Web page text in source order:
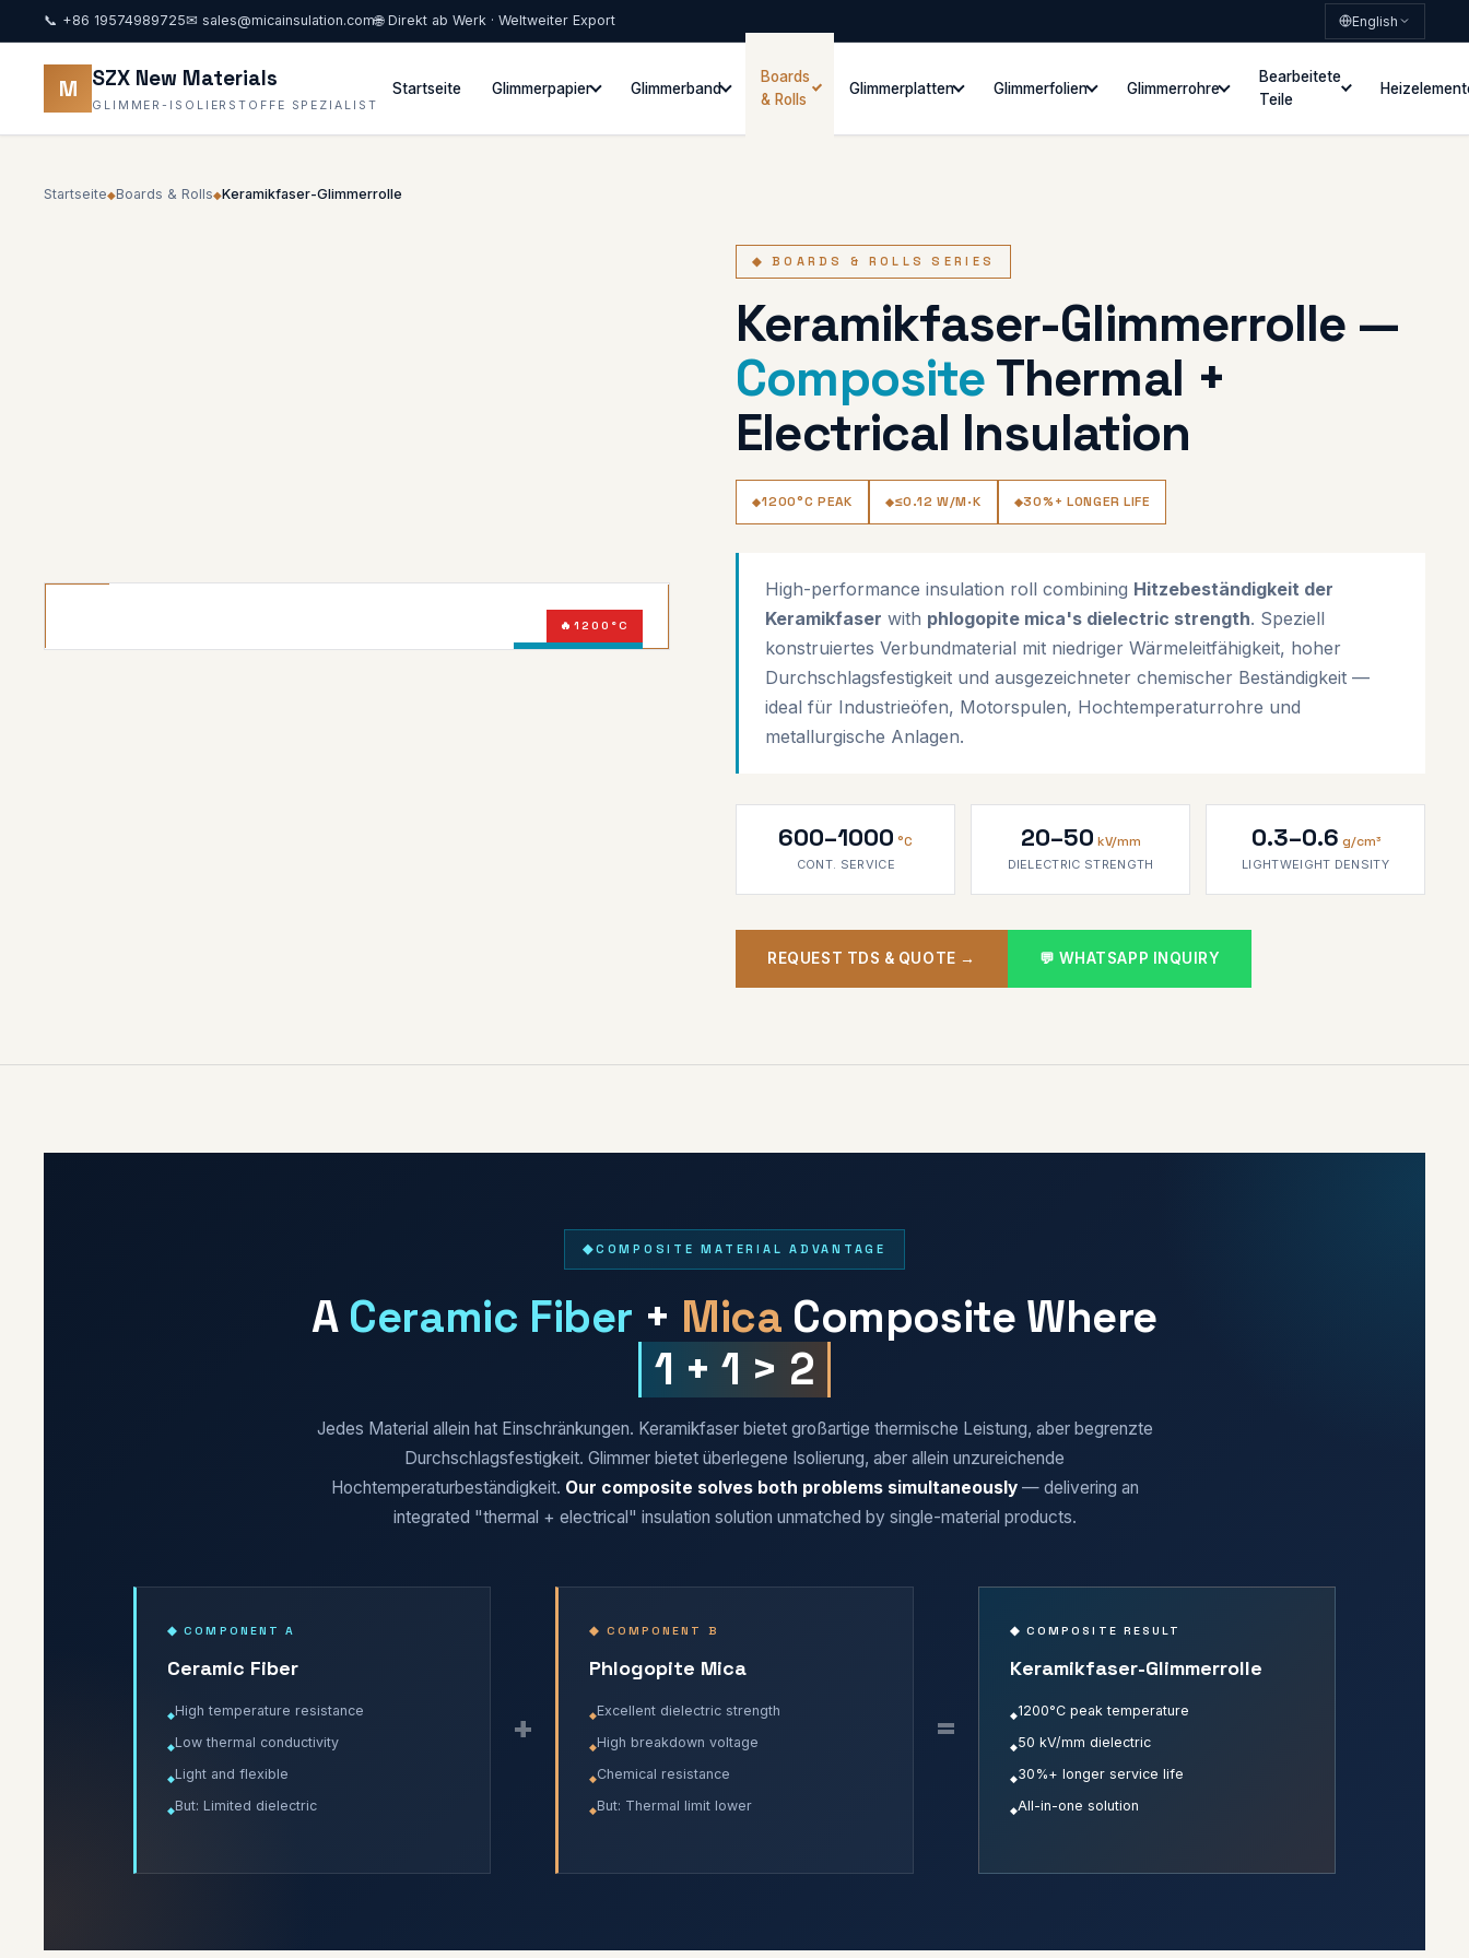
📞 +86 19574989725✉ sales@micainsulation.com🌐 Direkt ab Werk · Weltweiter Export English
M SZX New Materials
GLIMMER-ISOLIERSTOFFE SPEZIALIST
Startseite Glimmerpapier Glimmerband
Boards
& Rolls
Glimmerplatten Glimmerfolien Glimmerrohre
Bearbeitete
Teile
Startseite◆Boards & Rolls◆Keramikfaser-Glimmerrolle
1200°C
◆ BOARDS & ROLLS SERIES
Keramikfaser-Glimmerrolle —
CompositeThermal +
Electrical Insulation
1200°C PEAK ≤0.12 W/M·K 30%+ LONGER LIFE
High-performance insulation roll combining Hitzebeständigkeit der
Keramikfaser with phlogopite mica's dielectric strength. Speziell
konstruiertes Verbundmaterial mit niedriger Wärmeleitfähigkeit, hoher
Durchschlagsfestigkeit und ausgezeichneter chemischer Beständigkeit —
ideal für Industrieöfen, Motorspulen, Hochtemperaturrohre und
metallurgische Anlagen.
600–1000 °C
CONT. SERVICE
20–50 kV/mm
DIELECTRIC STRENGTH
0.3–0.6 g/cm³
LIGHTWEIGHT DENSITY
REQUEST TDS & QUOTE → 💬 WHATSAPP INQUIRY
COMPOSITE MATERIAL ADVANTAGE
A Ceramic Fiber + Mica Composite Where
1 + 1 > 2
Jedes Material allein hat Einschränkungen. Keramikfaser bietet großartige thermische Leistung, aber begrenzte
Durchschlagsfestigkeit. Glimmer bietet überlegene Isolierung, aber allein unzureichende
Hochtemperaturbeständigkeit. Our composite solves both problems simultaneously— delivering an
integrated "thermal + electrical" insulation solution unmatched by single-material products.
◆ COMPONENT A
Ceramic Fiber
High temperature resistance
Low thermal conductivity
Light and flexible
But: Limited dielectric
+
◆ COMPONENT B
Phlogopite Mica
Excellent dielectric strength
High breakdown voltage
Chemical resistance
But: Thermal limit lower
=
◆ COMPOSITE RESULT
Keramikfaser-Glimmerrolle
1200°C peak temperature
50 kV/mm dielectric
30%+ longer service life
All-in-one solution